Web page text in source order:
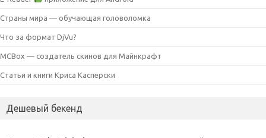
Страны мира — обучающая головоломка
Что за формат DjVu?
MCBox — создатель скинов для Майнкрафт
Статьи и книги Криса Касперски
Дешевый бекенд